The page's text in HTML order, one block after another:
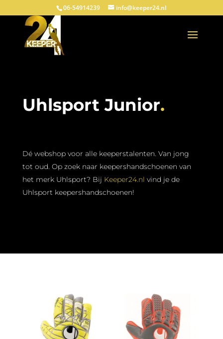
06-54914239 info@keeper24.nl
Uhlsport Junior.
Dé webshop voor alle keeperstalenten. Van jong
tot oud. Op zoek naar keepershandschoenen van
het merk Uhlsport? Bij Keeper24.nl vind je de
Uhlsport keepershandschoenen!